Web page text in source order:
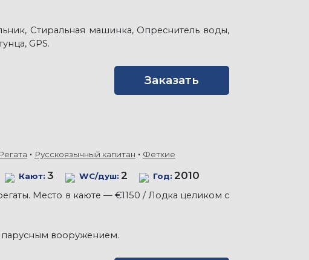
Стиральная машинка, Опреснитель воды,
GPS.
Заказать
Регата Русскоязычный капитан Фетхие
Кают: 3 WC/душ: 2 Год: 2010
Место в каюте — €1150 / Лодка целиком с
парусным вооружением.